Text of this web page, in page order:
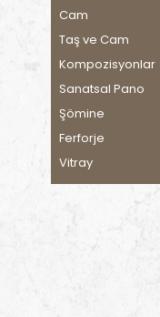
Cam
Taş ve Cam
Kompozisyonlar
Sanatsal Pano
Şömine
Ferforje
Vitray